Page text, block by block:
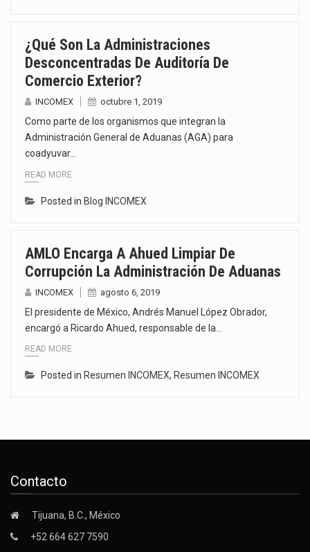
¿Qué Son La Administraciones
Desconcentradas De Auditoría De
Comercio Exterior?
INCOMEX octubre 1, 2019
Como parte de los organismos que integran la
Administración General de Aduanas (AGA) para
coadyuvar…
READ MORE
Posted in Blog INCOMEX
AMLO Encarga A Ahued Limpiar De
Corrupción La Administración De Aduanas
INCOMEX agosto 6, 2019
El presidente de México, Andrés Manuel López Obrador,
encargó a Ricardo Ahued, responsable de la…
READ MORE
Posted in Resumen INCOMEX, Resumen INCOMEX
Contacto
Tijuana, B.C., México
+52 664 627 7590